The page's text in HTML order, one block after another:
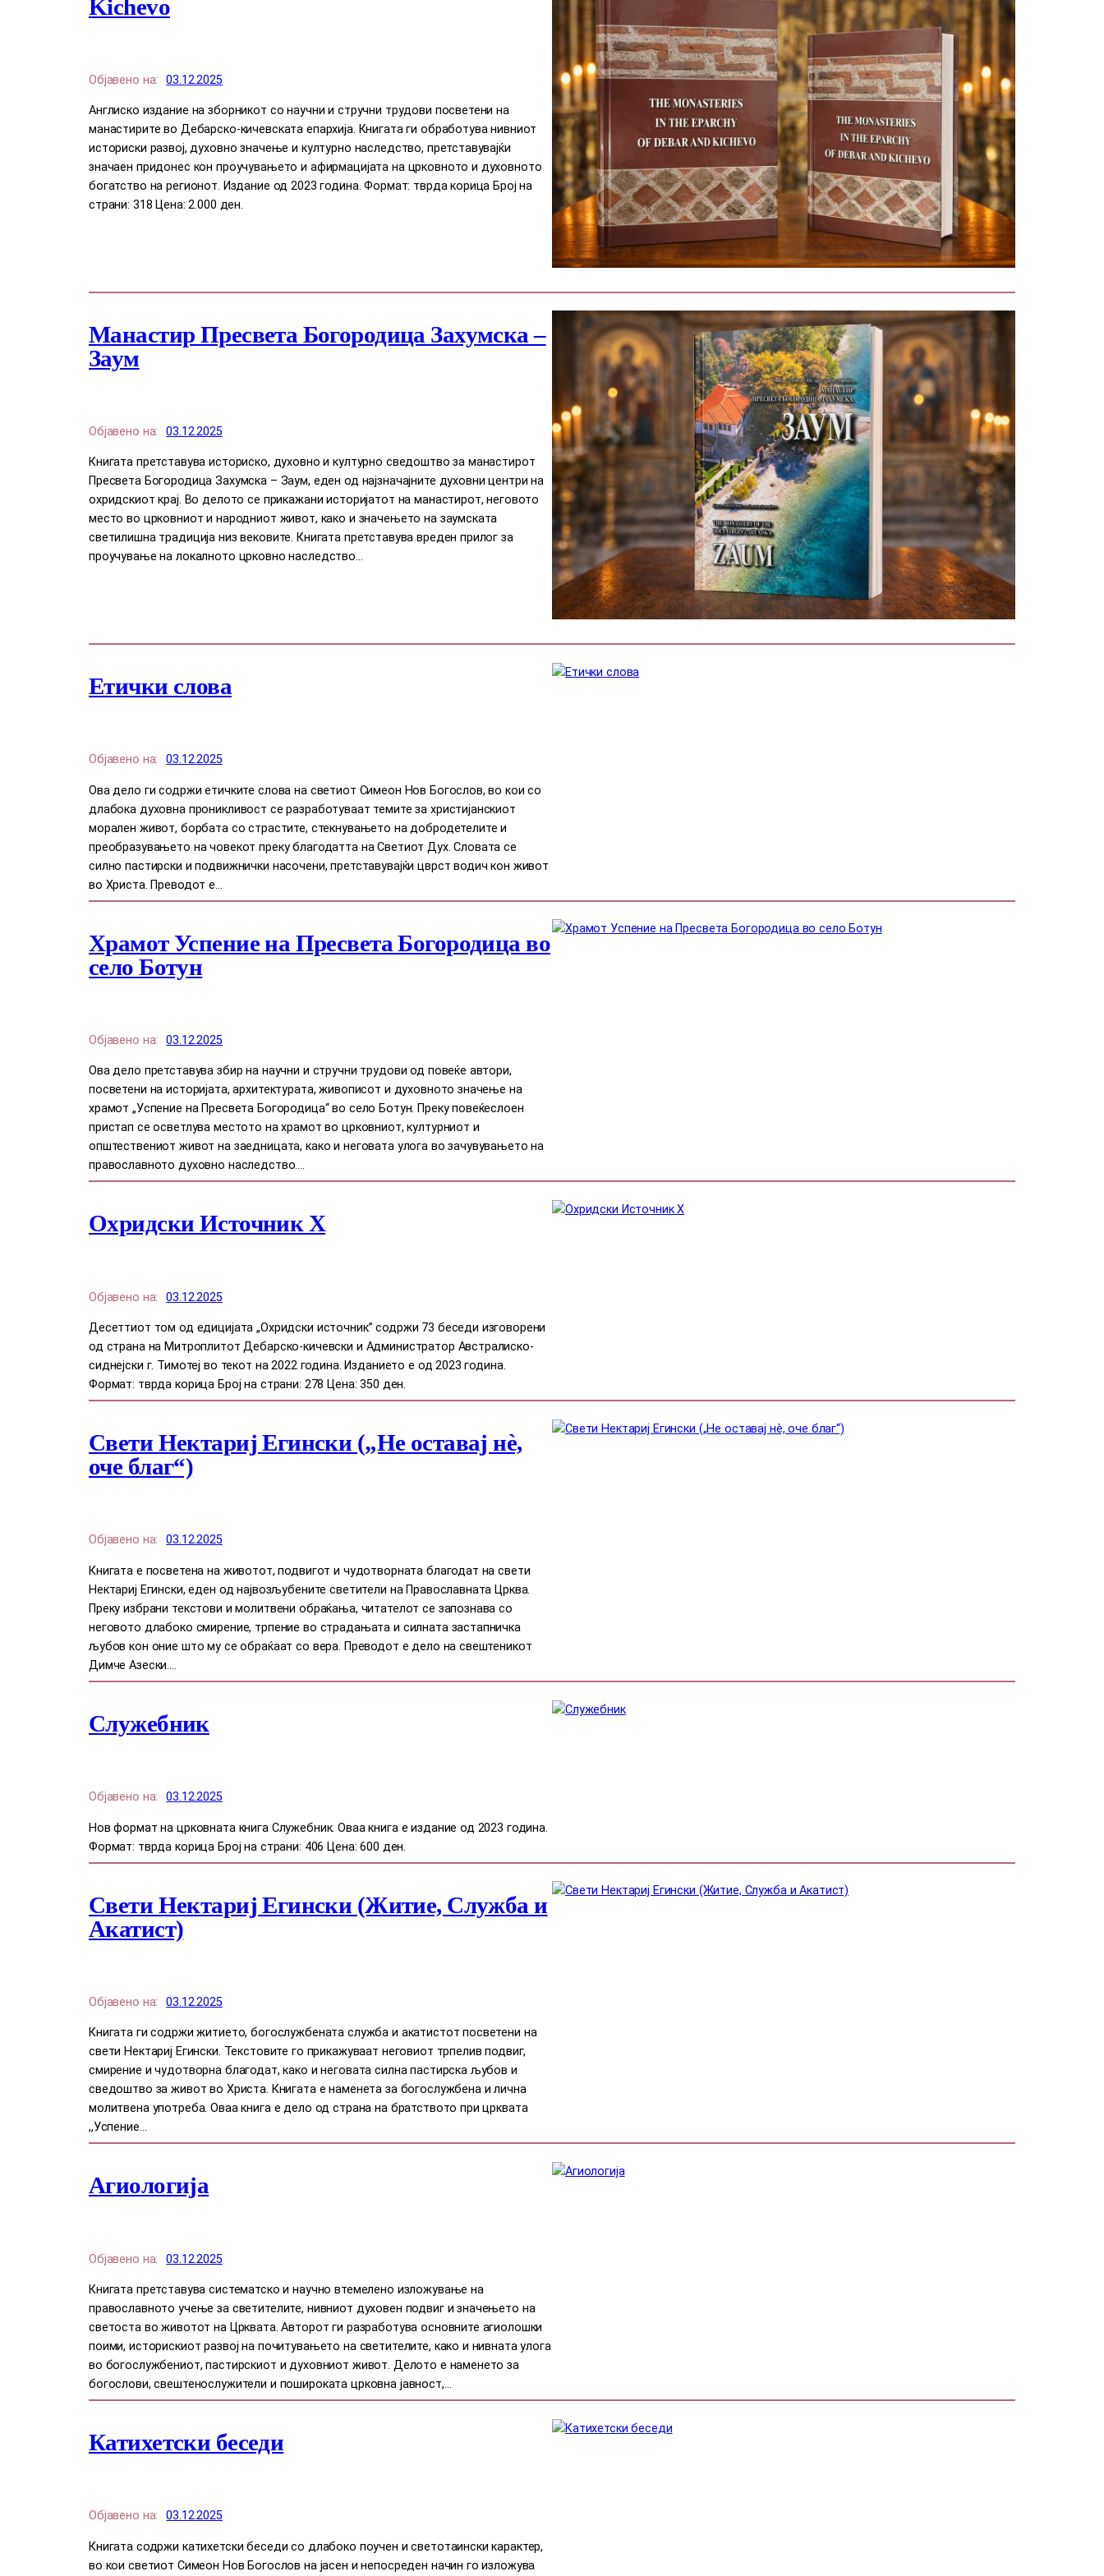
Kichevo
Објавено на: 03.12.2025
Англиско издание на зборникот со научни и стручни трудови посветени на
манастирите во Дебарско-кичевската епархија. Книгата ги обработува нивниот
историски развој, духовно значење и културно наследство, претставувајќи
значаен придонес кон проучувањето и афирмацијата на црковното и духовното
богатство на регионот. Издание од 2023 година. Формат: тврда корица Број на
страни: 318 Цена: 2.000 ден.
Манастир Пресвета Богородица Захумска –
Заум
Објавено на: 03.12.2025
Книгата претставува историско, духовно и културно сведоштво за манастирот
Пресвета Богородица Захумска – Заум, еден од најзначајните духовни центри на
охридскиот крај. Во делото се прикажани историјатот на манастирот, неговото
место во црковниот и народниот живот, како и значењето на заумската
светилишна традиција низ вековите. Книгата претставува вреден прилог за
проучување на локалното црковно наследство…
Етички слова
Објавено на: 03.12.2025
Ова дело ги содржи етичките слова на светиот Симеон Нов Богослов, во кои со
длабока духовна проникливост се разработуваат темите за христијанскиот
морален живот, борбата со страстите, стекнувањето на добродетелите и
преобразувањето на човекот преку благодатта на Светиот Дух. Словата се
силно пастирски и подвижнички насочени, претставувајќи цврст водич кон живот
во Христа. Преводот е…
Храмот Успение на Пресвета Богородица во
село Ботун
Објавено на: 03.12.2025
Ова дело претставува збир на научни и стручни трудови од повеќе автори,
посветени на историјата, архитектурата, живописот и духовното значење на
храмот „Успение на Пресвета Богородица“ во село Ботун. Преку повеќеслоен
пристап се осветлува местото на храмот во црковниот, културниот и
општествениот живот на заедницата, како и неговата улога во зачувувањето на
православното духовно наследство.…
Охридски Источник X
Објавено на: 03.12.2025
Десеттиот том од едицијата „Охридски источник” содржи 73 беседи изговорени
од страна на Митроплитот Дебарско-кичевски и Администратор Австралиско-
сиднејски г. Тимотеј во текот на 2022 година. Изданието е од 2023 година.
Формат: тврда корица Број на страни: 278 Цена: 350 ден.
Свети Нектариј Егински („Не оставај нè,
оче благ“)
Објавено на: 03.12.2025
Книгата е посветена на животот, подвигот и чудотворната благодат на свети
Нектариј Егински, еден од највозљубените светители на Православната Црква.
Преку избрани текстови и молитвени обраќања, читателот се запознава со
неговото длабоко смирение, трпение во страдањата и силната застапничка
љубов кон оние што му се обраќаат со вера. Преводот е дело на свештеникот
Димче Азески.…
Служебник
Објавено на: 03.12.2025
Нов формат на црковната книга Служебник. Оваа книга е издание од 2023 година.
Формат: тврда корица Број на страни: 406 Цена: 600 ден.
Свети Нектариј Егински (Житие, Служба и
Акатист)
Објавено на: 03.12.2025
Книгата ги содржи житието, богослужбената служба и акатистот посветени на
свети Нектариј Егински. Текстовите го прикажуваат неговиот трпелив подвиг,
смирение и чудотворна благодат, како и неговата силна пастирска љубов и
сведоштво за живот во Христа. Книгата е наменета за богослужбена и лична
молитвена употреба. Оваа книга е дело од страна на братството при црквата
,,Успение…
Агиологија
Објавено на: 03.12.2025
Книгата претставува систематско и научно втемелено изложување на
православното учење за светителите, нивниот духовен подвиг и значењето на
светоста во животот на Црквата. Авторот ги разработува основните агиолошки
поими, историскиот развој на почитувањето на светителите, како и нивната улога
во богослужбениот, пастирскиот и духовниот живот. Делото е наменето за
богослови, свештенослужители и пошироката црковна јавност,…
Катихетски беседи
Објавено на: 03.12.2025
Книгата содржи катихетски беседи со длабоко поучен и светотаински карактер,
во кои светиот Симеон Нов Богослов на јасен и непосреден начин го изложува